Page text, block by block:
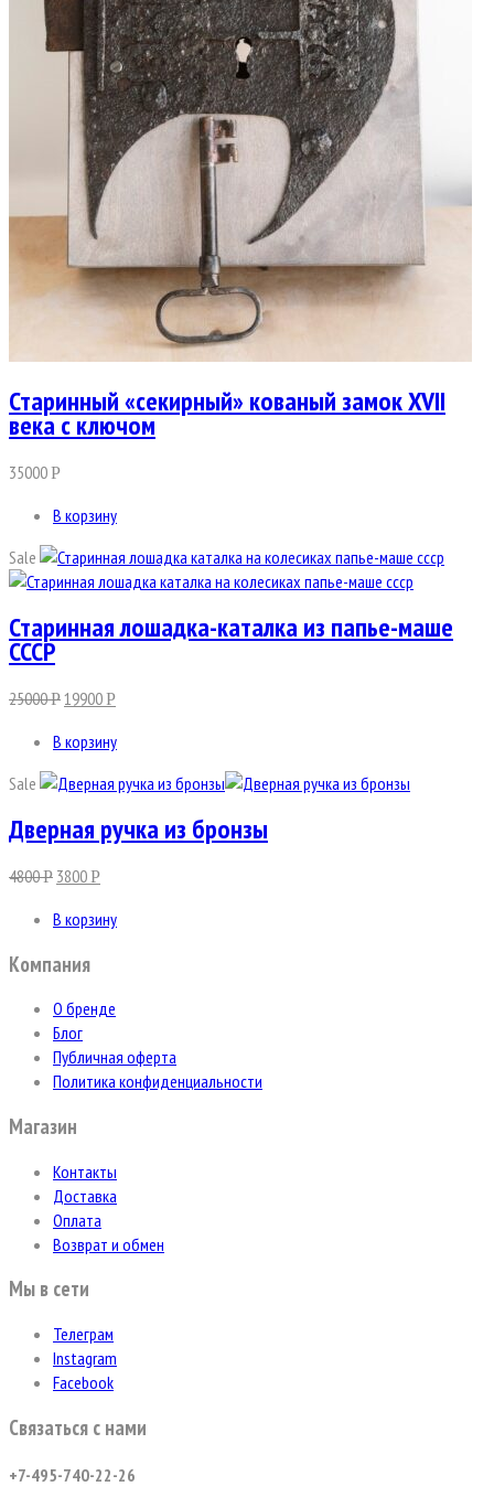
Старинный «секирный» кованый замок XVII
века с ключом
35000Р
В корзину
Sale
Старинная лошадка-каталка из папье-маше
СССР
25000Р19900Р
В корзину
Sale
Дверная ручка из бронзы
4800Р 3800Р
В корзину
Компания
О бренде
Блог
Публичная оферта
Политика конфиденциальности
Магазин
Контакты
Доставка
Оплата
Возврат и обмен
Мы в сети
Телеграм
Instagram
Facebook
Связаться с нами
+7-495-740-22-26